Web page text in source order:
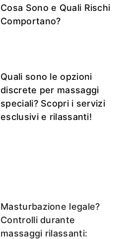
Cosa Sono e Quali Rischi
Comportano?
Quali sono le opzioni
discrete per massaggi
speciali? Scopri i servizi
esclusivi e rilassanti!
Masturbazione legale?
Controlli durante
massaggi rilassanti: